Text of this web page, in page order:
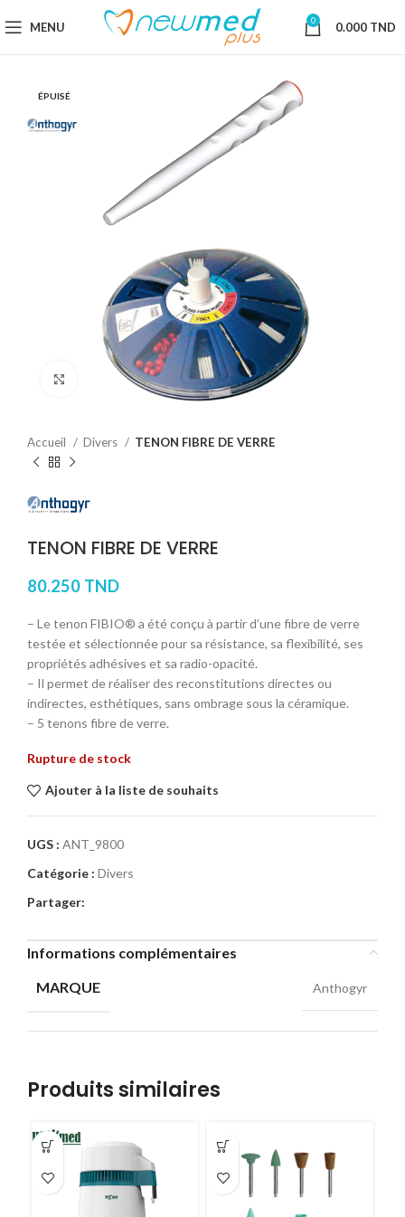
MENU 0 0.000 TND
ÉPUISÉ
Cliquez pour agrandir
Accueil Divers TENON FIBRE DE VERRE
TENON FIBRE DE VERRE
80.250 TND
– Le tenon FIBIO® a été conçu à partir d’une fibre de verre
testée et sélectionnée pour sa résistance, sa flexibilité, ses
propriétés adhésives et sa radio-opacité.
– Il permet de réaliser des reconstitutions directes ou
indirectes, esthétiques, sans ombrage sous la céramique.
– 5 tenons fibre de verre.
Rupture de stock
Ajouter à la liste de souhaits
UGS : ANT_9800
Catégorie : Divers
Partager:
Informations complémentaires
MARQUE
Anthogyr
Produits similaires